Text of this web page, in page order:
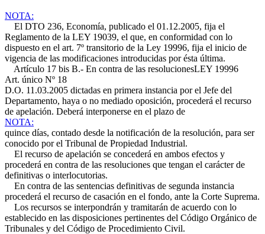
NOTA:
El DTO 236, Economía, publicado el 01.12.2005, fija el
Reglamento de la LEY 19039, el que, en conformidad con lo
dispuesto en el art. 7º transitorio de la Ley 19996, fija el inicio de
vigencia de las modificaciones introducidas por ésta última.
Artículo 17 bis B.- En contra de las resolucionesLEY 19996
Art. único Nº 18
D.O. 11.03.2005 dictadas en primera instancia por el Jefe del
Departamento, haya o no mediado oposición, procederá el recurso
de apelación. Deberá interponerse en el plazo de
NOTA:
quince días, contado desde la notificación de la resolución, para ser
conocido por el Tribunal de Propiedad Industrial.
El recurso de apelación se concederá en ambos efectos y
procederá en contra de las resoluciones que tengan el carácter de
definitivas o interlocutorias.
En contra de las sentencias definitivas de segunda instancia
procederá el recurso de casación en el fondo, ante la Corte Suprema.
Los recursos se interpondrán y tramitarán de acuerdo con lo
establecido en las disposiciones pertinentes del Código Orgánico de
Tribunales y del Código de Procedimiento Civil.